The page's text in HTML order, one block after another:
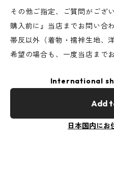
その他ご指定、ご質問がござ
購入前に』当店までお問い合
帯反以外（着物・襦袢生地、
希望の場合も、一度当店まで
International
Add
日本国内にお